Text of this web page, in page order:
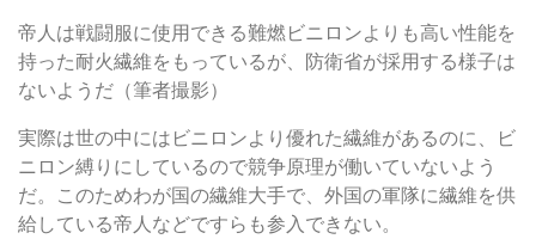
帝人は戦闘服に使用できる難燃ビニロンよりも高い性能を
持った耐火繊維をもっているが、防衛省が採用する様子は
ないようだ（筆者撮影）
実際は世の中にはビニロンより優れた繊維があるのに、ビ
ニロン縛りにしているので競争原理が働いていないよう
だ。このためわが国の繊維大手で、外国の軍隊に繊維を供
給している帝人などですらも参入できない。